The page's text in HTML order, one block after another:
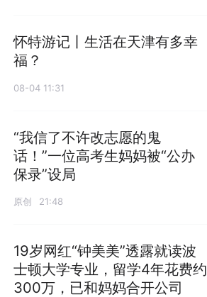
怀特游记丨生活在天津有多幸
福？
08-04 11:31
“我信了不许改志愿的鬼
话！”一位高考生妈妈被“公办
保录”设局
原创 21:48
19岁网红“钟美美”透露就读波
士顿大学专业，留学4年花费约
300万，已和妈妈合开公司